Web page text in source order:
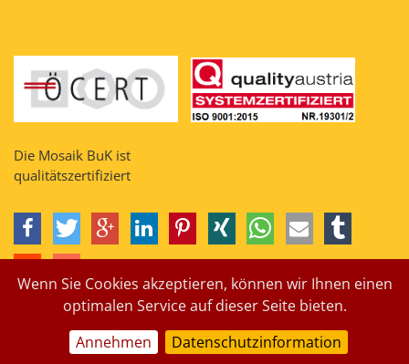
Wenn Sie Cookies akzeptieren, können wir Ihnen einen
optimalen Service auf dieser Seite bieten.
Annehmen
Datenschutzinformation
Die Mosaik BuK ist
qualitätszertifiziert
Impressum Suche